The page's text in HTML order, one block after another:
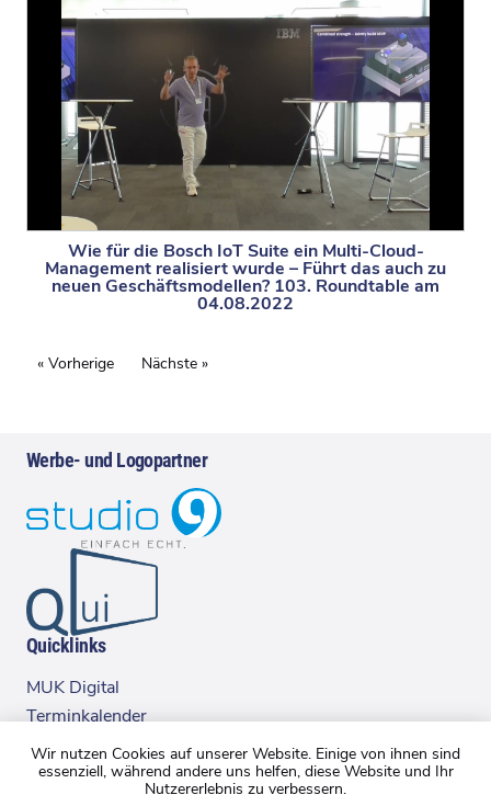
Wir nutzen Cookies auf unserer Website. Einige von ihnen sind
essenziell, während andere uns helfen, diese Website und Ihr
Nutzererlebnis zu verbessern.
Wie für die Bosch IoT Suite ein Multi-Cloud-
Management realisiert wurde – Führt das auch zu
neuen Geschäftsmodellen? 103. Roundtable am
04.08.2022
« Vorherige Nächste »
Werbe- und Logopartner
Quicklinks
MUK Digital
Terminkalender
Executive Club